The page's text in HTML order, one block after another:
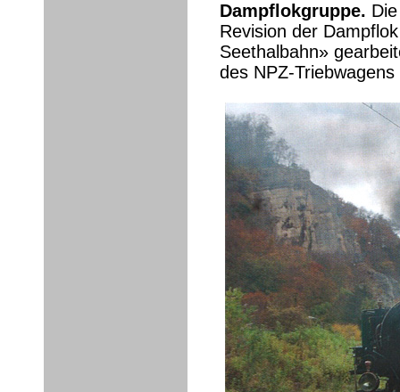
Dampflokgruppe.
Revision der
Seethalbahn»
des NPZ-